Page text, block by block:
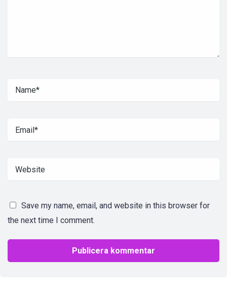
Save my name, email, and website in this browser for
the next time I comment.